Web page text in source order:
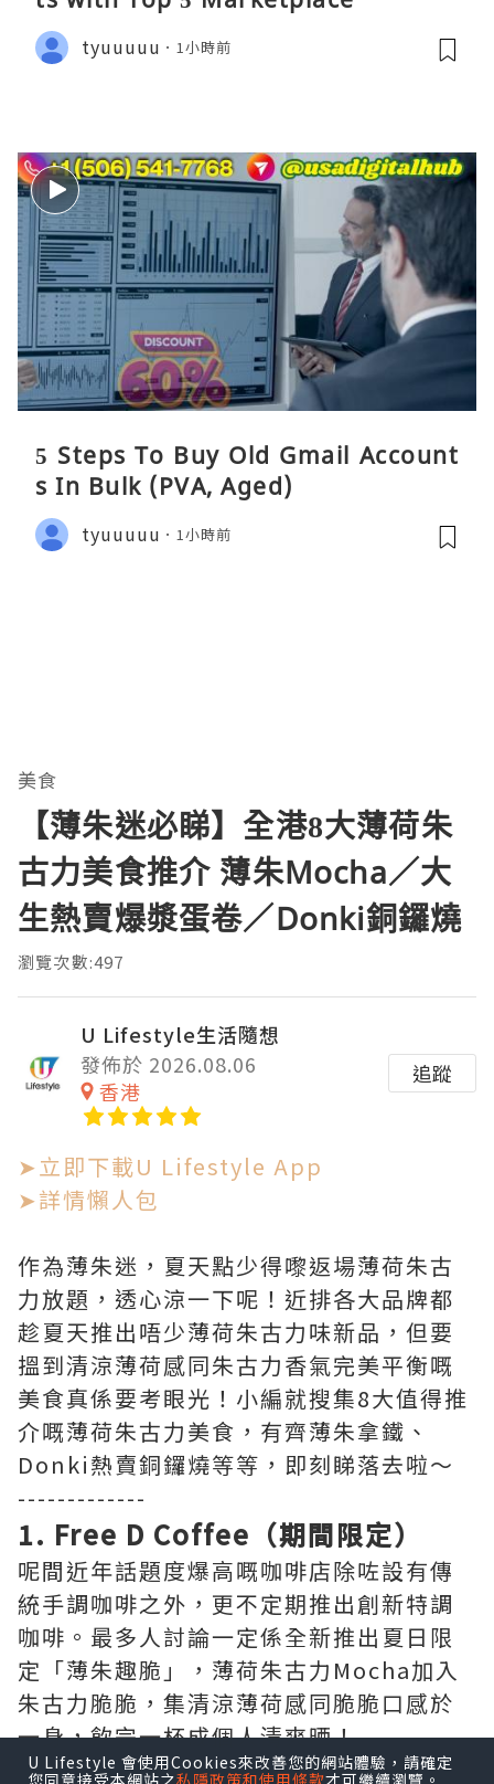
tyuuuuu 1小時前
5 Steps To Buy Old Gmail Account
s In Bulk (PVA, Aged)
tyuuuuu 1小時前
美食
【薄朱迷必睇】全港8大薄荷朱
古力美食推介 薄朱Mocha／大
生熱賣爆漿蛋卷／Donki銅鑼燒
瀏覽次數:497
U Lifestyle生活隨想
發佈於 2026.08.06
香港
追蹤
➤立即下載U Lifestyle App
➤詳情懶人包
作為薄朱迷，夏天點少得嚟返場薄荷朱古
力放題，透心涼一下呢！近排各大品牌都
趁夏天推出唔少薄荷朱古力味新品，但要
搵到清涼薄荷感同朱古力香氣完美平衡嘅
美食真係要考眼光！小編就搜集8大值得推
介嘅薄荷朱古力美食，有齊薄朱拿鐵、
Donki熱賣銅鑼燒等等，即刻睇落去啦～
-------------
1. Free D Coffee（期間限定）
呢間近年話題度爆高嘅咖啡店除咗設有傳
統手調咖啡之外，更不定期推出創新特調
咖啡。最多人討論一定係全新推出夏日限
定「薄朱趣脆」，薄荷朱古力Mocha加入
朱古力脆脆，集清涼薄荷感同脆脆口感於
一身，飲完一杯成個人清爽晒！
U Lifestyle 會使用Cookies來改善您的網站體驗，請確定
您同意接受本網站之私隱政策和使用條款才可繼續瀏覽。